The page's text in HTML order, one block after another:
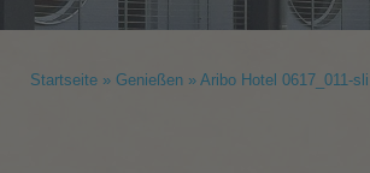
Startseite» Genießen» Aribo Hotel 0617_011-sli